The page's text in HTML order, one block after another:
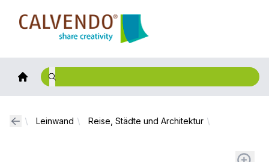
Calvendo
Leinwand Reise, Städte und Architektur